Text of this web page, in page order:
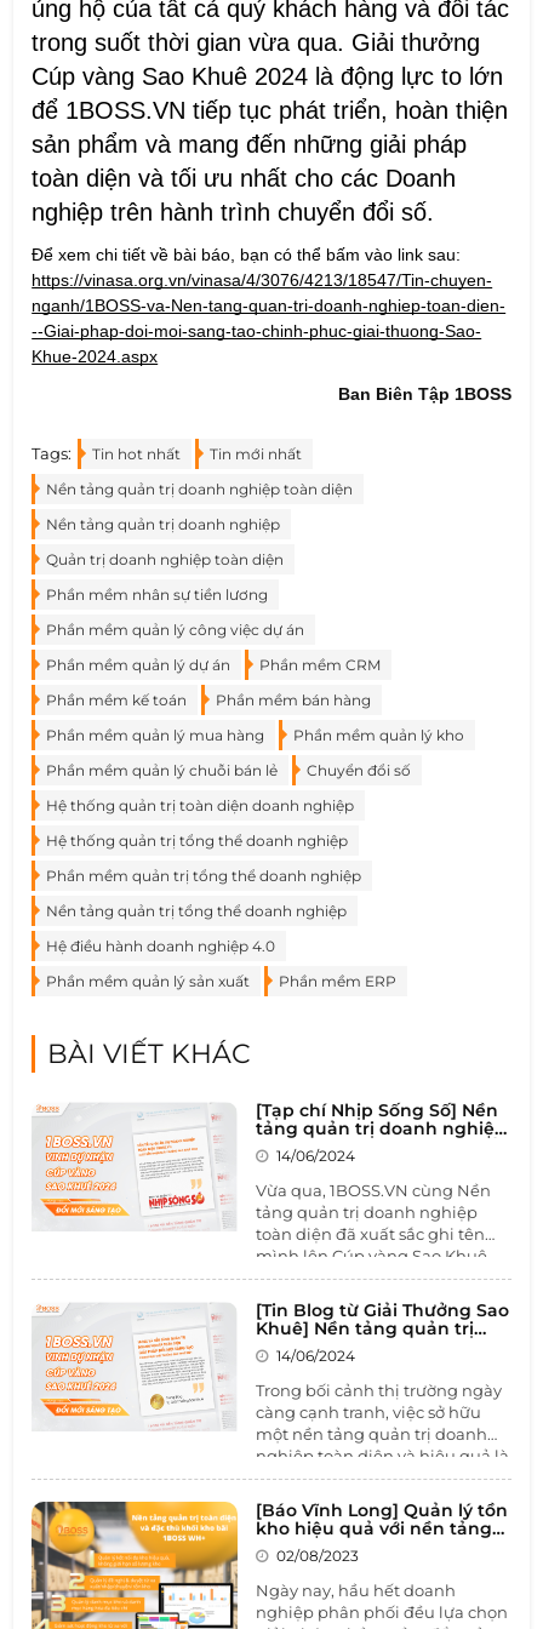
ủng hộ của tất cả quý khách hàng và đối tác
trong suốt thời gian vừa qua. Giải thưởng
Cúp vàng Sao Khuê 2024 là động lực to lớn
để 1BOSS.VN tiếp tục phát triển, hoàn thiện
sản phẩm và mang đến những giải pháp
toàn diện và tối ưu nhất cho các Doanh
nghiệp trên hành trình chuyển đổi số.
Để xem chi tiết về bài báo, bạn có thể bấm vào link sau:
https://vinasa.org.vn/vinasa/4/3076/4213/18547/Tin-chuyen-
nganh/1BOSS-va-Nen-tang-quan-tri-doanh-nghiep-toan-dien-
--Giai-phap-doi-moi-sang-tao-chinh-phuc-giai-thuong-Sao-
Khue-2024.aspx
Ban Biên Tập 1BOSS
Tags: Tin hot nhất
Tin mới nhất
Nền tảng quản trị doanh nghiệp toàn diện
Nền tảng quản trị doanh nghiệp
Quản trị doanh nghiệp toàn diện
Phần mềm nhân sự tiền lương
Phần mềm quản lý công việc dự án
Phần mềm quản lý dự án
Phần mềm CRM
Phần mềm kế toán
Phần mềm bán hàng
Phần mềm quản lý mua hàng
Phần mềm quản lý kho
Phần mềm quản lý chuỗi bán lẻ
Chuyển đổi số
Hệ thống quản trị toàn diện doanh nghiệp
Hệ thống quản trị tổng thể doanh nghiệp
Phần mềm quản trị tổng thể doanh nghiệp
Nền tảng quản trị tổng thể doanh nghiệp
Hệ điều hành doanh nghiệp 4.0
Phần mềm quản lý sản xuất
Phần mềm ERP
BÀI VIẾT KHÁC
[Tạp chí Nhịp Sống Số] Nền
tảng quản trị doanh nghiệp
toàn diện 1BOSS.VN xuất sắc
nhận giải thưởng Sao Khuê
2024
14/06/2024
Vừa qua, 1BOSS.VN cùng Nền
tảng quản trị doanh nghiệp
toàn diện đã xuất sắc ghi tên
mình lên Cúp vàng Sao Khuê
2024 lĩnh vực Giải pháp đổi mới
sáng tạo. Tạp chí điện tử Nhịp
Sống Số đã có bài đánh giá chi
tiết về thành tựu của 1BOSS và
dành nhiều lời khen ngợi cho
sự đột phá về lĩnh vực Đổi Mới
Sáng Tạo mà 1BOSS đã mang
lại.
[Tin Blog từ Giải Thưởng Sao
Khuê] Nền tảng quản trị
doanh nghiệp toàn diện
1BOSS.VN - Nền tảng đổi mới
sáng tạo chinh phục giải
thưởng Sao Khuê 2024
14/06/2024
Trong bối cảnh thị trường ngày
càng cạnh tranh, việc sở hữu
một nền tảng quản trị doanh
nghiệp toàn diện và hiệu quả là
yếu tố quyết định sự thành
công. Vừa qua,
1BOSS.VN
cùng
Nền tảng Quản trị Doanh
nghiệp toàn diện
đã xuất sắc
ghi tên mình lên Cúp vàng Sao
Khuê 2024 lĩnh vực Giải pháp
Đổi Mới Sáng Tạo. Tin Blog từ
[Báo Vĩnh Long] Quản lý tồn
kho hiệu quả với nền tảng
quản trị doanh nghiệp toàn
diện 1BOSS.VN
02/08/2023
Ngày nay, hầu hết doanh
nghiệp phân phối đều lựa chọn